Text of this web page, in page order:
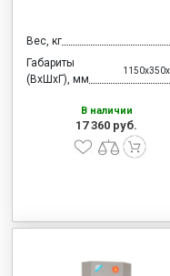
Вес, кг
Габариты
(ВхШхГ), мм
В наличии
17 360 руб.